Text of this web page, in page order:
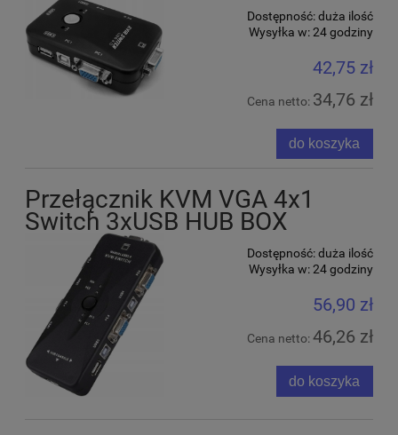
Dostępność:duża ilość
Wysyłka w:24 godziny
42,75 zł
Cena netto: 34,76 zł
do koszyka
Przełącznik KVM VGA 4x1
Switch 3xUSB HUB BOX
Dostępność:duża ilość
Wysyłka w:24 godziny
56,90 zł
Cena netto:46,26 zł
do koszyka